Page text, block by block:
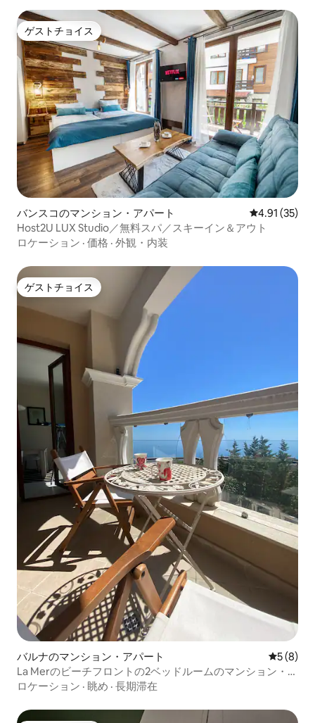
ゲストチョイス
ゲストチョイス
バンスコのマンション・アパート レビュー35
4.91 (35)
Host2U LUX Studio／無料スパ／スキーイン＆アウト
ロケーション · 価格 · 外観・内装
ゲストチョイス
ゲストチョイス
バルナのマンション・アパート レビュー
5 (8)
La Merのビーチフロントの2ベッドルームのマンション・ア
パート（駐車場付き）
ロケーション · 眺め · 長期滞在